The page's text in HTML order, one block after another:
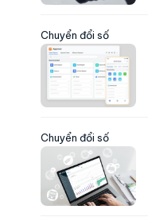
Chuyển đổi số
Chuyển đổi số